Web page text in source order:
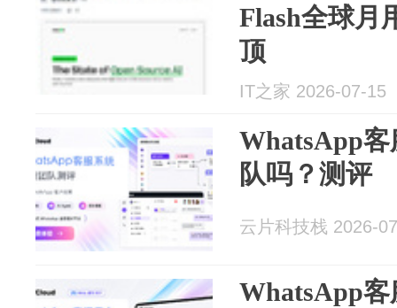
Flash全球月
顶
IT之家 2026-07-15
WhatsApp
队吗？测评
云片科技栈 2026-
WhatsApp